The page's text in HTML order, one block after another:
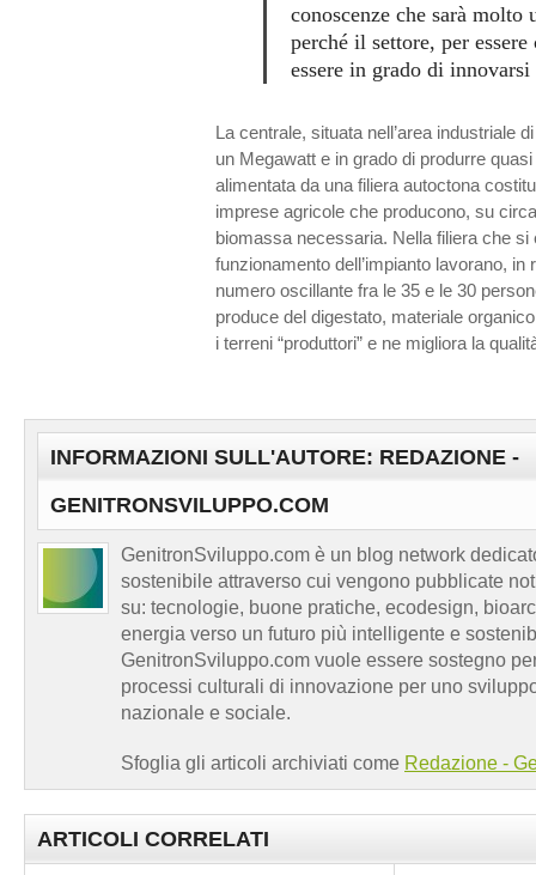
conoscenze che sarà
perché il settore, per
essere in grado di
La centrale, situata nell’area industriale
un Megawatt e in grado di produrre
alimentata da una filiera autoctona
imprese agricole che producono, su
biomassa necessaria. Nella filiera che si
funzionamento dell’impianto lavorano, in
numero oscillante fra le 35 e le 30
produce del digestato, materiale
i terreni “produttori” e ne migliora la
INFORMAZIONI SULL'AUTORE: REDAZIONE -
GENITRONSVILUPPO.COM
GenitronSviluppo.com è un blog network
sostenibile attraverso cui vengono pubblicate
su: tecnologie, buone pratiche, ecodesign,
energia verso un futuro più intelligente e
GenitronSviluppo.com vuole essere sostegno
processi culturali di innovazione per uno
nazionale e sociale.
Sfoglia gli articoli archiviati come Redazione -
ARTICOLI CORRELATI